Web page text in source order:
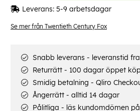
Se mer från Twentieth Century Fox
Leverans: 5-9 arbetsdagar
Snabb leverans - leveranstid
Returrätt - 100 dagar öppet
Smidig betalning - Qliro
Ångerrätt - alltid 14 dagar
Pålitliga - läs kundomdömen på